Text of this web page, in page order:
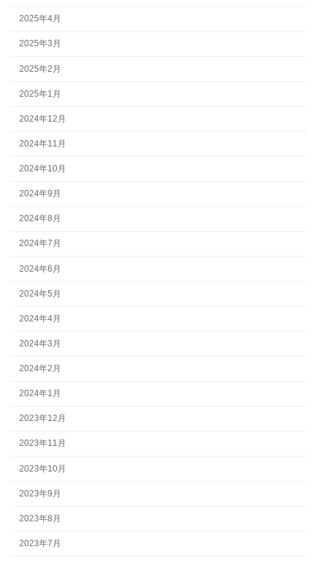
2025年4月
2025年3月
2025年2月
2025年1月
2024年12月
2024年11月
2024年10月
2024年9月
2024年8月
2024年7月
2024年6月
2024年5月
2024年4月
2024年3月
2024年2月
2024年1月
2023年12月
2023年11月
2023年10月
2023年9月
2023年8月
2023年7月